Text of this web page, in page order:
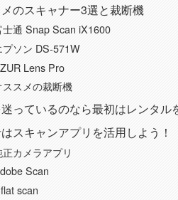
のスキャナー3選と裁断機
士通 Snap Scan iX1600
プソン DS-571W
Lens Pro
ススメの裁断機
っているのなら最初はレンタル
スキャンアプリを活用しよう！
正カメラアプリ
Scan
scan